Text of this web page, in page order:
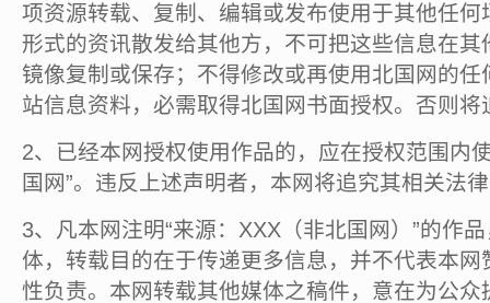
项资源转载、复制、编辑或发布使用于其他任
形式的资讯散发给其他方，不可把这些信息在
镜像复制或保存；不得修改或再使用北国网的
站信息资料，必需取得北国网书面授权。否则将
2、已经本网授权使用作品的，应在授权范围内
国网”。违反上述声明者，本网将追究其相关法
3、凡本网注明“来源：XXX（非北国网）”的作
体，转载目的在于传递更多信息，并不代表本
性负责。本网转载其他媒体之稿件，意在为公